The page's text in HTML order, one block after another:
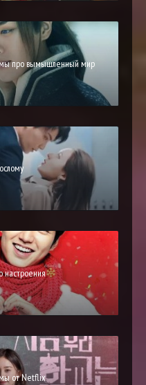
про вымышленный мир
от Netflix